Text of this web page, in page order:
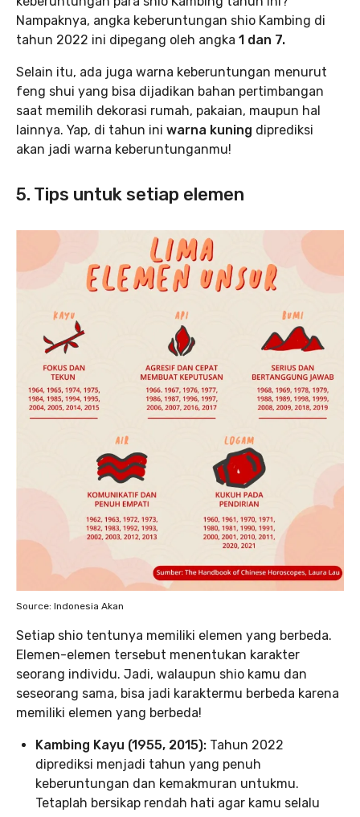
Nampaknya, angka keberuntungan shio Kambing di
tahun 2022 ini dipegang oleh angka 1 dan 7.
Selain itu, ada juga warna keberuntungan menurut
feng shui yang bisa dijadikan bahan pertimbangan
saat memilih dekorasi rumah, pakaian, maupun hal
lainnya. Yap, di tahun ini warna kuning diprediksi
akan jadi warna keberuntunganmu!
5. Tips untuk setiap elemen
Source: Indonesia Akan
Setiap shio tentunya memiliki elemen yang berbeda.
Elemen-elemen tersebut menentukan karakter
seorang individu. Jadi, walaupun shio kamu dan
seseorang sama, bisa jadi karaktermu berbeda karena
memiliki elemen yang berbeda!
Kambing Kayu (1955, 2015): Tahun 2022
diprediksi menjadi tahun yang penuh
keberuntungan dan kemakmuran untukmu.
Tetaplah bersikap rendah hati agar kamu selalu